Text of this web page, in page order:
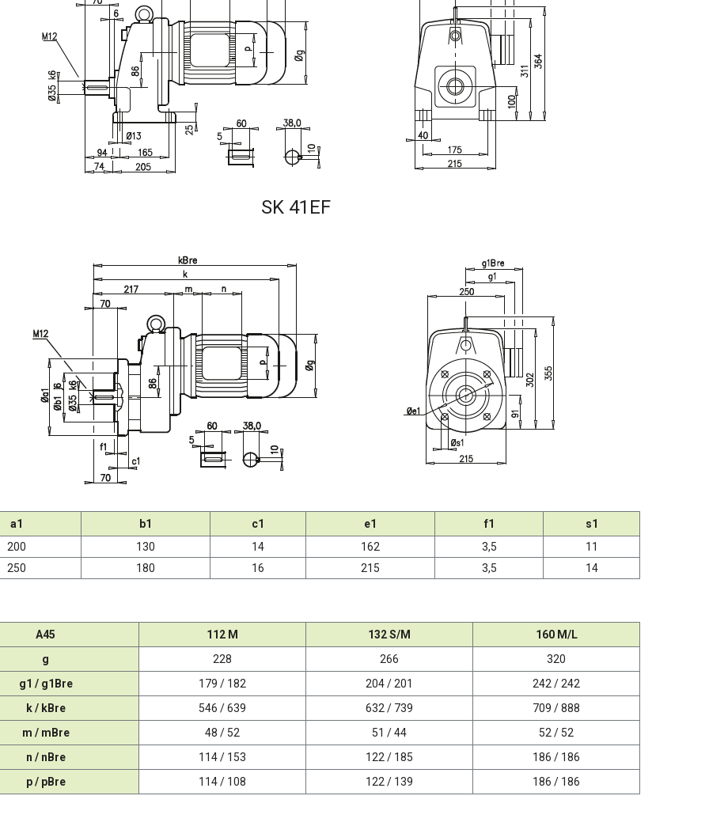
SK 41EF
a1 b1 c1 e1 f1
s1
200
130 14 162 3,5
11
250
180 16 215 3,5 14
A45 112 M 132 S/M
160 M/L
g
228 266
320
g1 / g1Bre
179 / 182 204 / 201
242 / 242
k / kBre
546 / 639 632 / 739
709 / 888
m / mBre
48 / 52 51 / 44
52 / 52
n / nBre
114 / 153 122 / 185
186 / 186
p / pBre
114 / 108 122 / 139 186 / 186